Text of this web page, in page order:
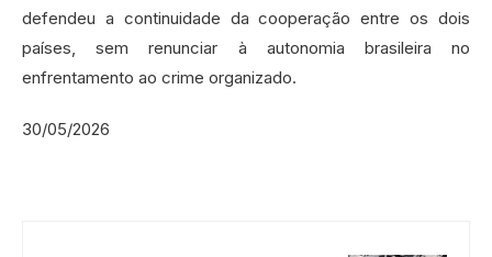
defendeu a continuidade da cooperação entre os dois
países, sem renunciar à autonomia brasileira no
enfrentamento ao crime organizado.
30/05/2026